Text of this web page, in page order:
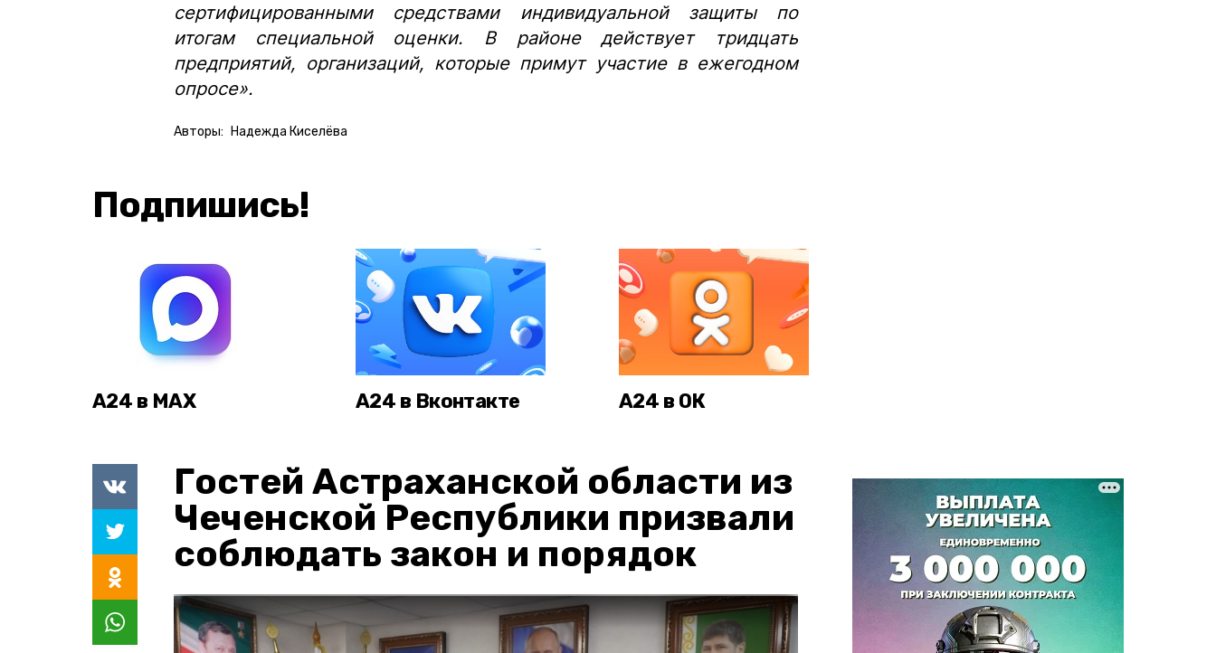
сертифицированными средствами индивидуальной защиты по
итогам специальной оценки. В районе действует тридцать
предприятий, организаций, которые примут участие в ежегодном
опросе».
Авторы: Надежда Киселёва
Подпишись!
А24 в MAX А24 в Вконтакте А24 в ОК
Гостей Астраханской области из
Чеченской Республики призвали
соблюдать закон и порядок